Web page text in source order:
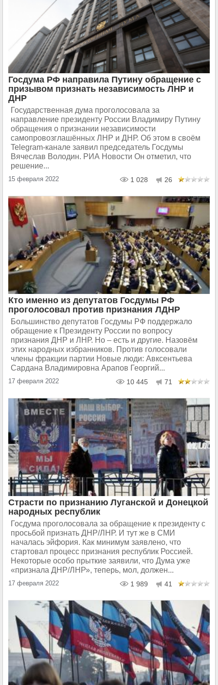
Госдума РФ направила Путину обращение с
призывом признать независимость ЛНР и
ДНР
Государственная дума проголосовала за
направление президенту России Владимиру Путину
обращения о признании независимости
самопровозглашённых ЛНР и ДНР. Об этом в своём
Telegram-канале заявил председатель Госдумы
Вячеслав Володин. РИА Новости Он отметил, что
решение...
15 февраля 2022 1 028 26
Кто именно из депутатов Госдумы РФ
проголосовал против признания ЛДНР
Большинство депутатов Госдумы РФ поддержало
обращение к Президенту России по вопросу
признания ДНР и ЛНР. Но – есть и другие. Назовём
этих народных избранников. Против голосовали
члены фракции партии Новые люди: Авксентьева
Сардана Владимировна Арапов Георгий...
17 февраля 2022 10 445 71
Страсти по признанию Луганской и Донецкой
народных республик
Госдума проголосовала за обращение к президенту с
просьбой признать ДНР/ЛНР. И тут же в СМИ
началась эйфория. Как минимум заявлено, что
стартовал процесс признания республик Россией.
Некоторые особо прыткие заявили, что Дума уже
«признала ДНР/ЛНР», теперь, мол, должен...
17 февраля 2022 1 989 41